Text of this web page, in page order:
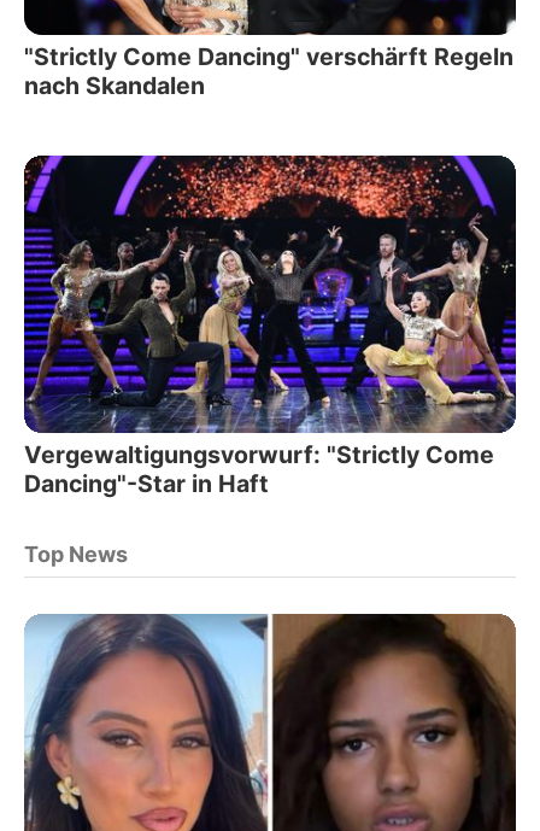
"Strictly Come Dancing" verschärft Regeln
nach Skandalen
Vergewaltigungsvorwurf: "Strictly Come
Dancing"-Star in Haft
Top News